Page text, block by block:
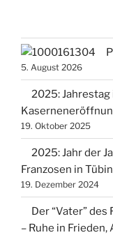
5. August 2026
2025:
19. Oktober 2025
2025: Jahr der
Franzosen in
19. Dezember 2024
Der “Vater”
– Ruhe in